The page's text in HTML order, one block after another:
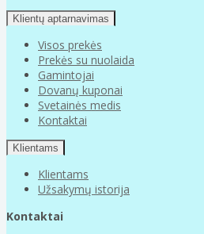
Klientų aptarnavimas
Visos prekės
Prekės su nuolaida
Gamintojai
Dovanų kuponai
Svetainės medis
Kontaktai
Klientams
Klientams
Užsakymų istorija
Kontaktai